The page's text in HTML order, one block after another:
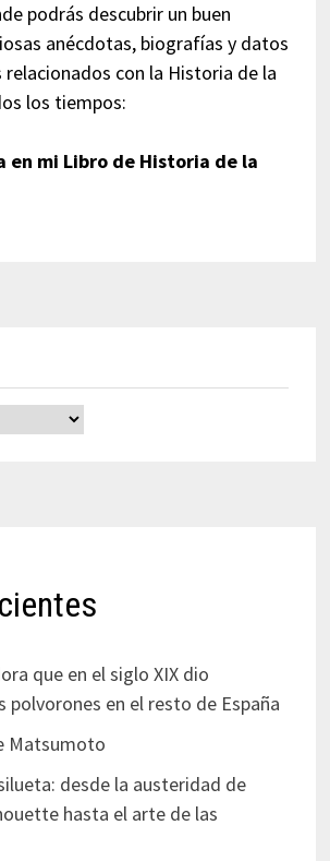
podrás descubrir un buen
anécdotas, biografías y datos
con la Historia de la
los tiempos:
en mi Libro de Historia de la
que en el siglo XIX dio
polvorones en el resto de España
Matsumoto
desde la austeridad de
hasta el arte de las